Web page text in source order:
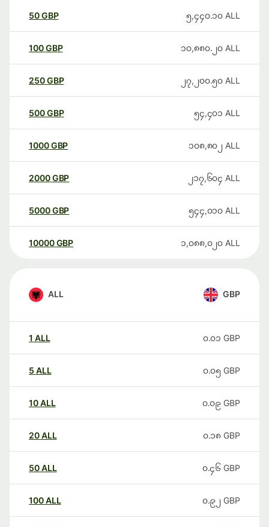
50GBP ၅,၄၄၀.၁၀ ALL
100GBP ၁၀,၈၈၀.၂၀ ALL
250GBP ၂၇,၂၀၀.၅၀ ALL
500GBP ၅၄,၄၀၁ ALL
1000GBP ၁၀၈,၈၀၂ ALL
2000GBP ၂၁၇,၆၀၄ ALL
5000GBP ၅၄၄,၀၁၀ ALL
10000 GBP ၁,၀၈၈,၀၂၀ ALL
ALL GBP
1 ALL ၀.၀၁ GBP
5 ALL ၀.၀၅ GBP
10ALL ၀.၀၉ GBP
20ALL ၀.၁၈ GBP
50ALL ၀.၄၆ GBP
100ALL ၀.၉၂ GBP